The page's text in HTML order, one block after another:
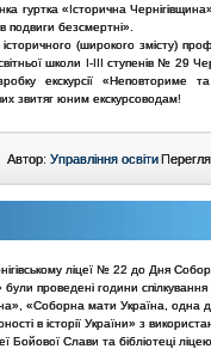
гуртка «Історична
подвиги безсмертні».
(широкого змісту)
школи І-ІІІ ступенів № 29
екскурсії «Неповториме
звитяг юним екскурсоводам!
Автор: Управління освіти
ліцеї № 22 до Дня
були проведені години
«Соборна мати Україна, одна
в історії України» з
Бойової Слави та бібліотеці